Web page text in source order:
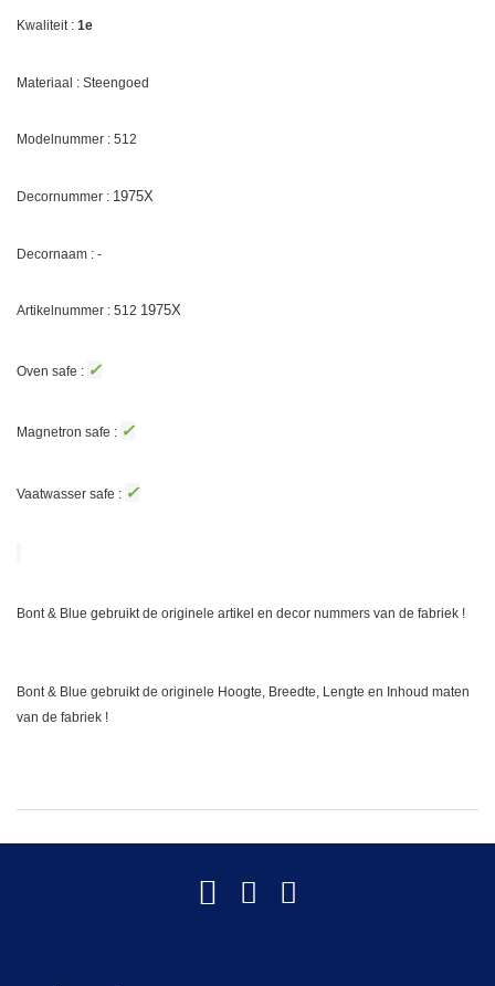
Kwaliteit : 1e
Materiaal : Steengoed
Modelnummer : 512
Decornummer : 1975X
Decornaam : -
Artikelnummer : 512 1975X
Oven safe : ✓
Magnetron safe : ✓
Vaatwasser safe : ✓
Bont & Blue gebruikt de originele artikel en decor nummers van de fabriek !
Bont & Blue gebruikt de originele Hoogte, Breedte, Lengte en Inhoud maten
van de fabriek !